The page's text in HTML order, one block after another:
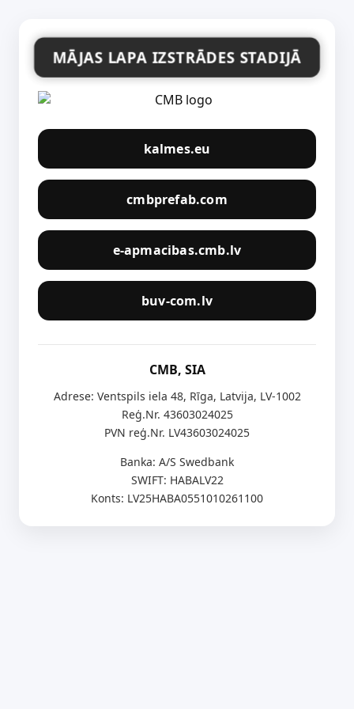
MĀJAS LAPA IZSTRĀDES STADIJĀ
kalmes.eu
cmbprefab.com
e-apmacibas.cmb.lv
buv-com.lv
CMB, SIA
Adrese: Ventspils iela 48, Rīga, Latvija, LV-1002
Reģ.Nr. 43603024025
PVN reģ.Nr. LV43603024025
Banka: A/S Swedbank
SWIFT: HABALV22
Konts: LV25HABA0551010261100